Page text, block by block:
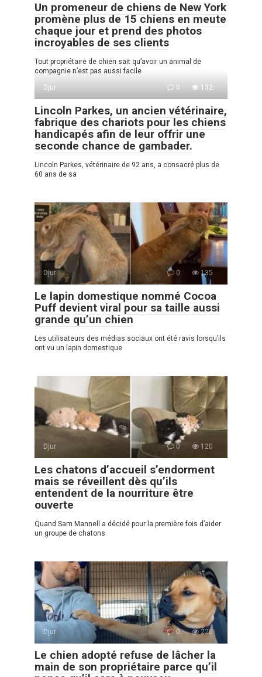
Un promeneur de chiens de New York
promène plus de 15 chiens en meute
chaque jour et prend des photos
incroyables de ses clients
Tout propriétaire de chien sait qu’avoir un animal de
compagnie n’est pas aussi facile
Djur
0 132
Lincoln Parkes, un ancien vétérinaire,
fabrique des chariots pour les chiens
handicapés afin de leur offrir une
seconde chance de gambader.
Lincoln Parkes, vétérinaire de 92 ans, a consacré plus de
60 ans de sa
Djur 0 135
Le lapin domestique nommé Cocoa
Puff devient viral pour sa taille aussi
grande qu’un chien
Les utilisateurs des médias sociaux ont été ravis lorsqu’ils
ont vu un lapin domestique
Djur 0 120
Les chatons d’accueil s’endorment
mais se réveillent dès qu’ils
entendent de la nourriture être
ouverte
Quand Sam Mannell a décidé pour la première fois d’aider
un groupe de chatons
Djur 0 220
Le chien adopté refuse de lâcher la
main de son propriétaire parce qu’il